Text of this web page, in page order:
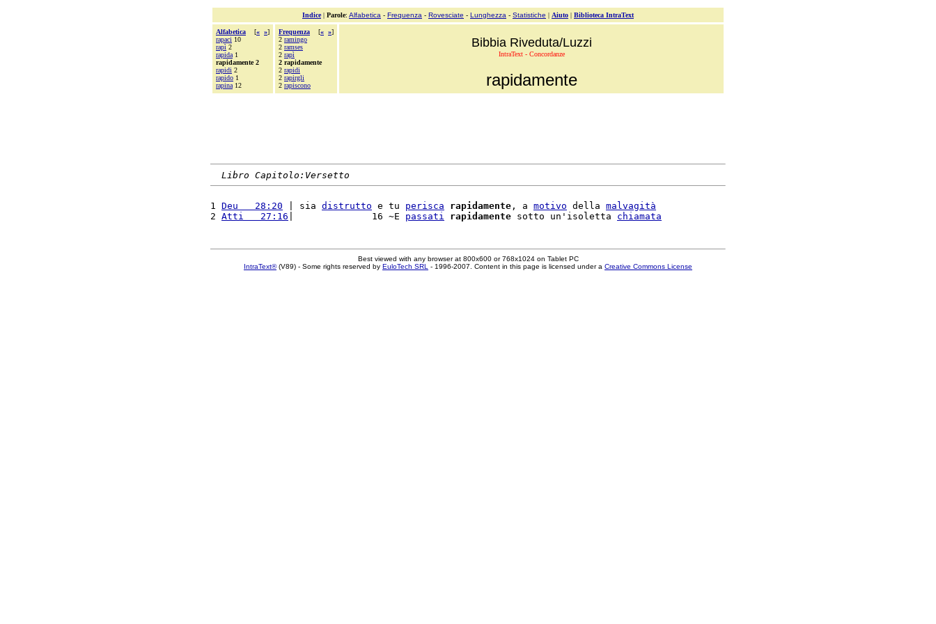
Indice| Parole: Alfabetica - Frequenza - Rovesciate - Lunghezza - Statistiche | Aiuto | Biblioteca IntraText
Alfabetica [« »]
rapaci 10
rapì 2
rapida 1
rapidamente 2
rapidi 2
rapido 1
rapina 12
Frequenza [« »]
2 ramingo
2 ramses
2 rapì
2 rapidamente
2 rapidi
2 rapirgli
2 rapiscono
Bibbia Riveduta/Luzzi
IntraText - Concordanze
rapidamente
Libro Capitolo:Versetto
1 Deu   28:20 | sia distrutto e tu perisca rapidamente , a motivo della malvagità
2 Atti   27:16 |              16 ~E passati rapidamente sotto un'isoletta chiamata
Best viewed with any browser at 800x600 or 768x1024 on Tablet PC
IntraText®(V89) - Some rights reserved by EuloTech SRL - 1996-2007. Content in this page is licensed under a Creative Commons License